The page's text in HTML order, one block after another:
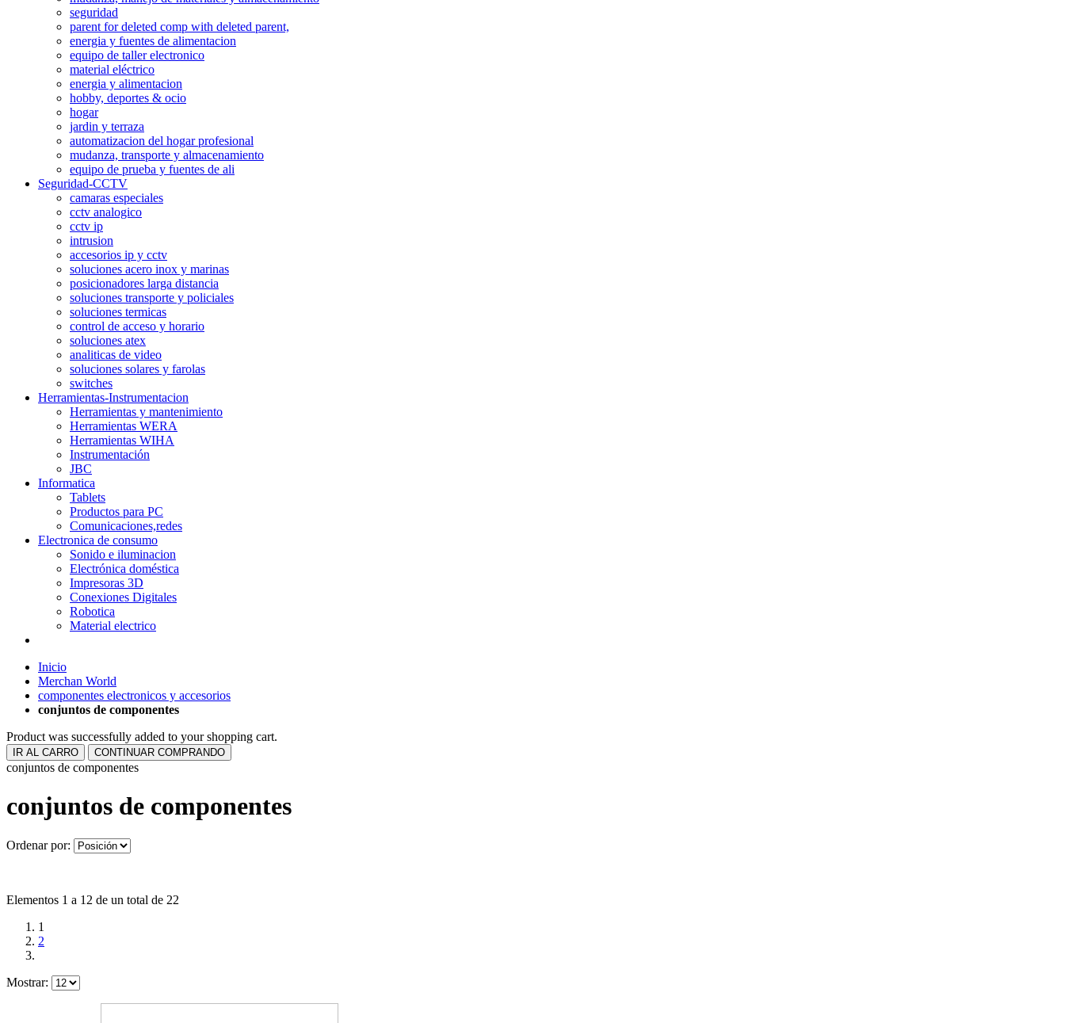
seguridad
parent for deleted comp with deleted parent,
energia y fuentes de alimentacion
equipo de taller electronico
material eléctrico
energia y alimentacion
hobby, deportes & ocio
hogar
jardin y terraza
automatizacion del hogar profesional
mudanza, transporte y almacenamiento
equipo de prueba y fuentes de ali
Seguridad-CCTV
camaras especiales
cctv analogico
cctv ip
intrusion
accesorios ip y cctv
soluciones acero inox y marinas
posicionadores larga distancia
soluciones transporte y policiales
soluciones termicas
control de acceso y horario
soluciones atex
analiticas de video
soluciones solares y farolas
switches
Herramientas-Instrumentacion
Herramientas y mantenimiento
Herramientas WERA
Herramientas WIHA
Instrumentación
JBC
Informatica
Tablets
Productos para PC
Comunicaciones,redes
Electronica de consumo
Sonido e iluminacion
Electrónica doméstica
Impresoras 3D
Conexiones Digitales
Robotica
Material electrico
Inicio
Merchan World
componentes electronicos y accesorios
conjuntos de componentes
Product was successfully added to your shopping cart.
IR AL CARRO CONTINUAR COMPRANDO
conjuntos de componentes
conjuntos de componentes
Ordenar por:
Elementos 1 a 12 de un total de 22
1
2
Mostrar: